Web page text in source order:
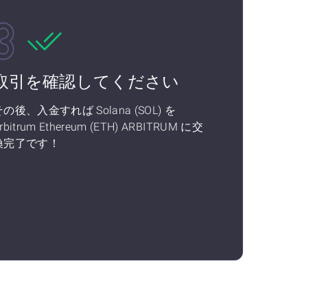
引を確認してください
の後、入金すれば Solana (SOL) を
Ethereum (ETH) ARBITRUM に交
完了です！